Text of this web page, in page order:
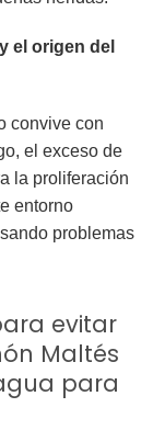
el origen del
convive con
el exceso de
la proliferación
entorno
problemas
evitar
Maltés
para